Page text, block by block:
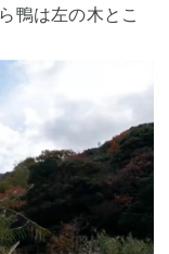
鴨は左の木とこ